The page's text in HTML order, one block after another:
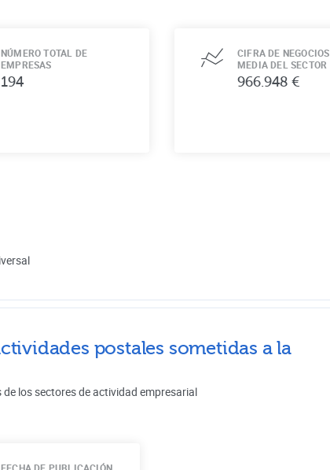
NÚMERO TOTAL DE
EMPRESAS
194
CIFRA DE NEGOCIOS
MEDIA DEL SECTOR
966.948 €
postales sometidas a la
los sectores de actividad empresarial